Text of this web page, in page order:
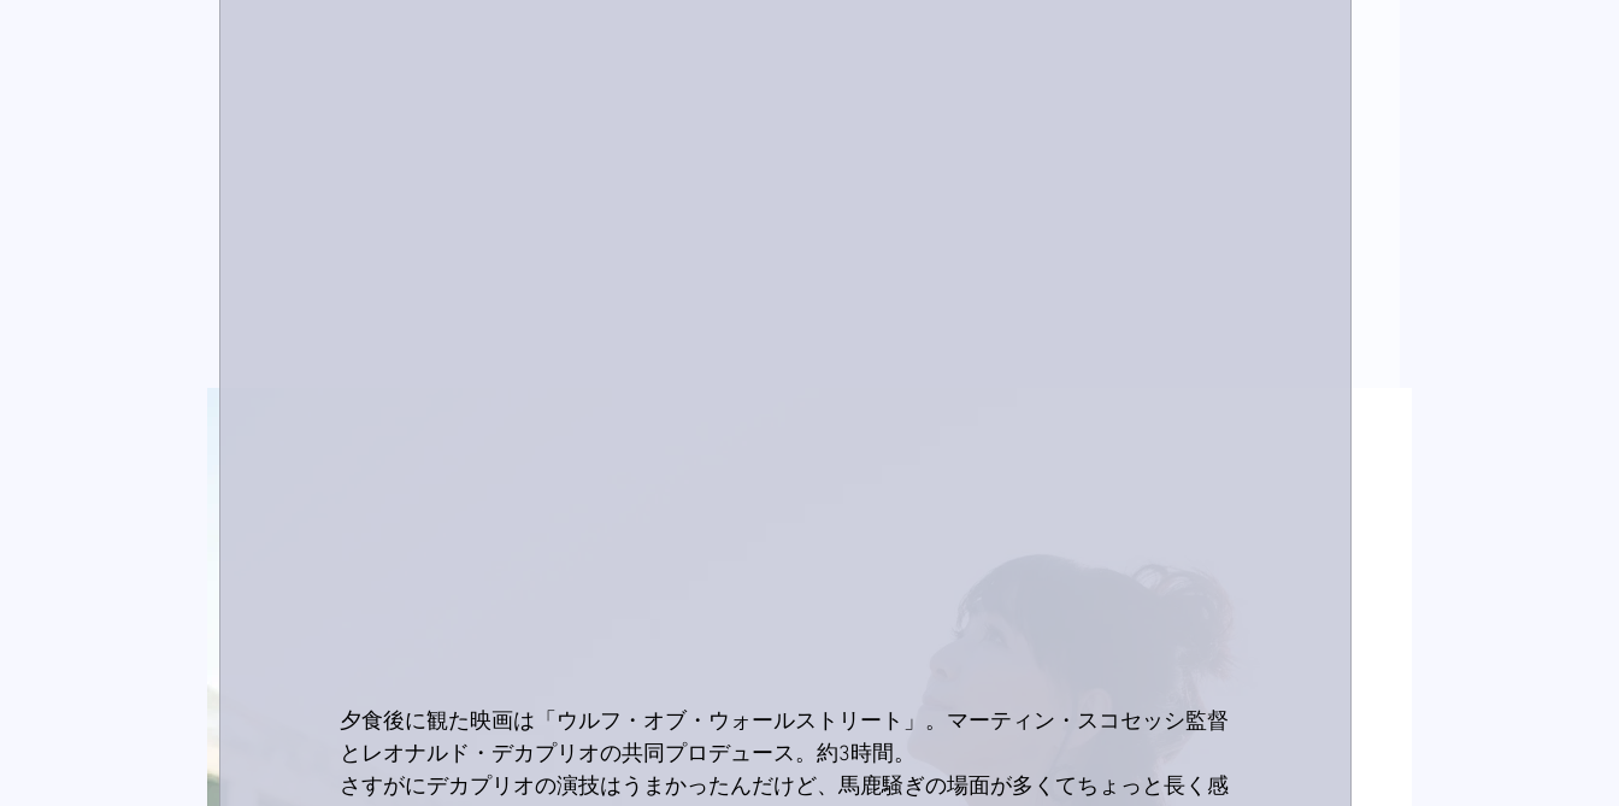
夕食後に観た映画は「ウルフ・オブ・ウォールストリート」。マーティン・スコセッシ監督
とレオナルド・デカプリオの共同プロデュース。約3時間。
さすがにデカプリオの演技はうまかったんだけど、馬鹿騒ぎの場面が多くてちょっと長く感